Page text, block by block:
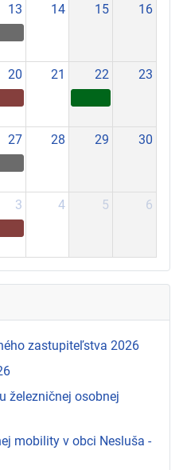
13 14 15 16
20 21 22 23
27 28 29 30
3 4 5 6
zastupiteľstva 2026
železničnej osobnej
mobility v obci Nesluša -